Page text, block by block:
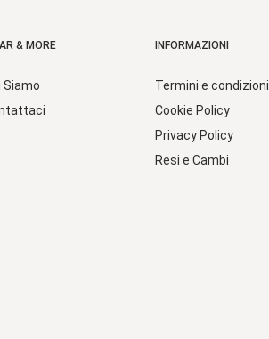
& MORE
Siamo
INFORMAZIONI
Termini e condizioni
Cookie Policy
Privacy Policy
Resi e Cambi